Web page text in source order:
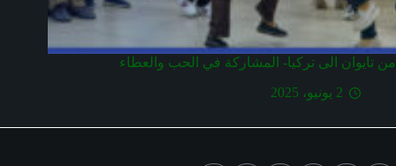
من تايوان الى تركيا- المشاركة في الحب والعطاء
2 يونيو، 2025